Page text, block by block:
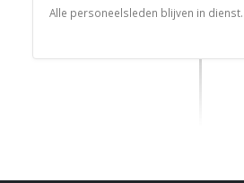
Alle personeelsleden blijven in dienst.